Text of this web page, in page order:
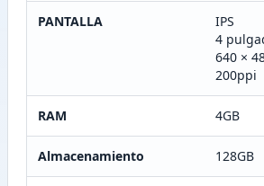
PANTALLA
IPS
4
640 ×
200ppi
RAM 4GB
Almacenamiento 128GB